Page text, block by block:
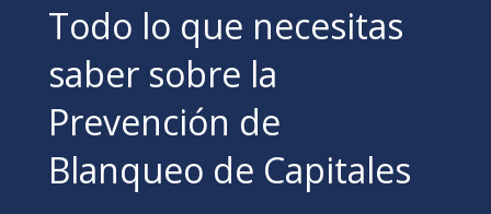
Todo lo que necesitas
saber sobre la
Prevención de
Blanqueo de Capitales